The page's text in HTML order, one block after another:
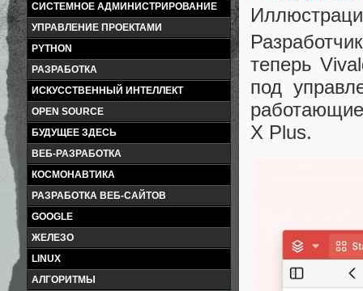
СИСТЕМНОЕ АДМИНИСТРИРОВАНИЕ
УПРАВЛЕНИЕ ПРОЕКТАМИ
PYTHON
РАЗРАБОТКА
ИСКУССТВЕННЫЙ ИНТЕЛЛЕКТ
OPEN SOURCE
БУДУЩЕЕ ЗДЕСЬ
ВЕБ-РАЗРАБОТКА
КОСМОНАВТИКА
РАЗРАБОТКА ВЕБ-САЙТОВ
GOOGLE
ЖЕЛЕЗО
LINUX
АЛГОРИТМЫ
теперь
под
X Plus.